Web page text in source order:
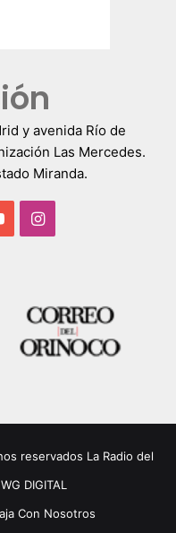
y avenida Río de
Las Mercedes.
Miranda.
YouTubeInstagram
reservados La Radio del
WG DIGITAL
Con Nosotros